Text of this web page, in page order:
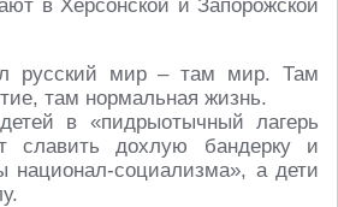
в Херсонской и Запорожской
русский мир – там мир. Там
там нормальная жизнь.
в «пидрыотычный лагерь
славить дохлую бандерку и
национал-социализма», а дети